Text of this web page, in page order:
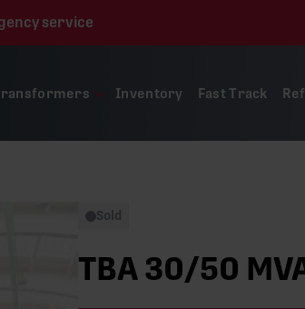
service
Inventory Fast Track
Sold
TBA 30/50